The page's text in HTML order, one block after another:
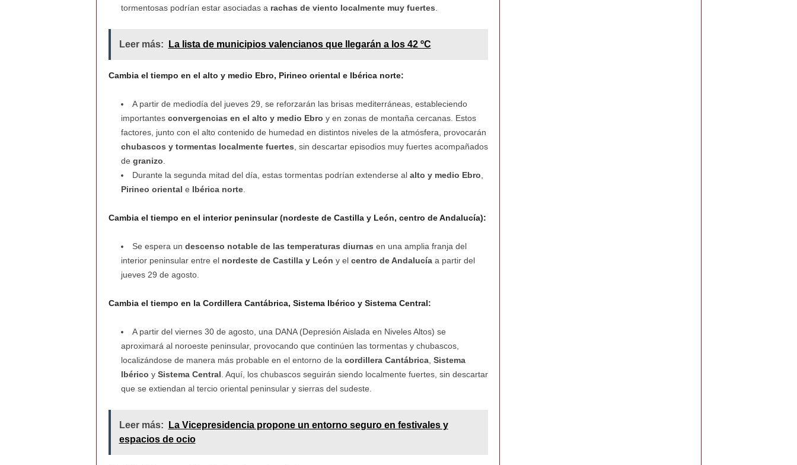
tormentosas podrían estar asociadas a rachas de viento localmente muy fuertes.
Leer más: La lista de municipios valencianos que llegarán a los 42 ºC
Cambia el tiempo en el alto y medio Ebro, Pirineo oriental e Ibérica norte:
A partir de mediodía del jueves 29, se reforzarán las brisas mediterráneas, estableciendo
importantes convergencias en el alto y medio Ebro y en zonas de montaña cercanas. Estos
factores, junto con el alto contenido de humedad en distintos niveles de la atmósfera, provocarán
chubascos y tormentas localmente fuertes, sin descartar episodios muy fuertes acompañados
de granizo.
Durante la segunda mitad del día, estas tormentas podrían extenderse al alto y medio Ebro,
Pirineo oriental e Ibérica norte.
Cambia el tiempo en el interior peninsular (nordeste de Castilla y León, centro de Andalucía):
Se espera un descenso notable de las temperaturas diurnas en una amplia franja del
interior peninsular entre el nordeste de Castilla y León y el centro de Andalucíaa partir del
jueves 29 de agosto.
Cambia el tiempo en la Cordillera Cantábrica, Sistema Ibérico y Sistema Central:
A partir del viernes 30 de agosto, una DANA (Depresión Aislada en Niveles Altos) se
aproximará al noroeste peninsular, provocando que continúen las tormentas y chubascos,
localizándose de manera más probable en el entorno de la cordillera Cantábrica, Sistema
Ibérico y Sistema Central. Aquí, los chubascos seguirán siendo localmente fuertes, sin descartar
que se extiendan al tercio oriental peninsular y sierras del sudeste.
Leer más:
La Vicepresidencia propone un entorno seguro en festivales y
espacios de ocio